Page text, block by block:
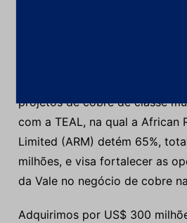
projetos de cobre de classe
com a TEAL, na qual a African
Limited (ARM) detém 65%,
milhões, e visa fortalecer as
da Vale no negócio de cobre
Adquirimos por US$ 300